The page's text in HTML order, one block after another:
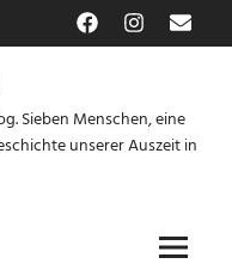
FacebookInstagram
E-
Mail
Sieben Menschen, eine
unserer Auszeit in
Menu